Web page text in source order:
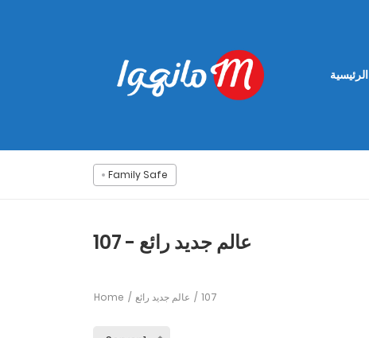
الرئيسية
Family Safe
عالم جديد رائع - 107
Home عالم جديد رائع 107